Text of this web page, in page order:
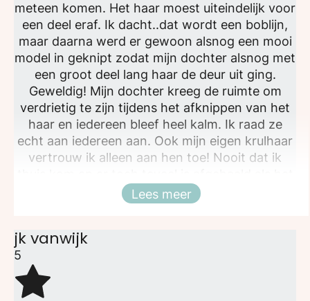
meteen komen. Het haar moest uiteindelijk voor
een deel eraf. Ik dacht..dat wordt een boblijn,
maar daarna werd er gewoon alsnog een mooi
model in geknipt zodat mijn dochter alsnog met
een groot deel lang haar de deur uit ging.
Geweldig! Mijn dochter kreeg de ruimte om
verdrietig te zijn tijdens het afknippen van het
haar en iedereen bleef heel kalm. Ik raad ze
echt aan iedereen aan. Ook mijn eigen krulhaar
vertrouw ik alleen aan hen toe! Nooit dat ik
haar opgedroogd is en in de krul is geschoten.
Echt toppers!!!
Sluiten
Lees meer
jk vanwijk
5